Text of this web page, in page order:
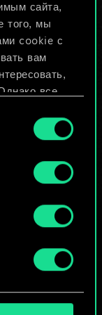
сайта,
того, мы
cookie с
вам
все
как мы
её